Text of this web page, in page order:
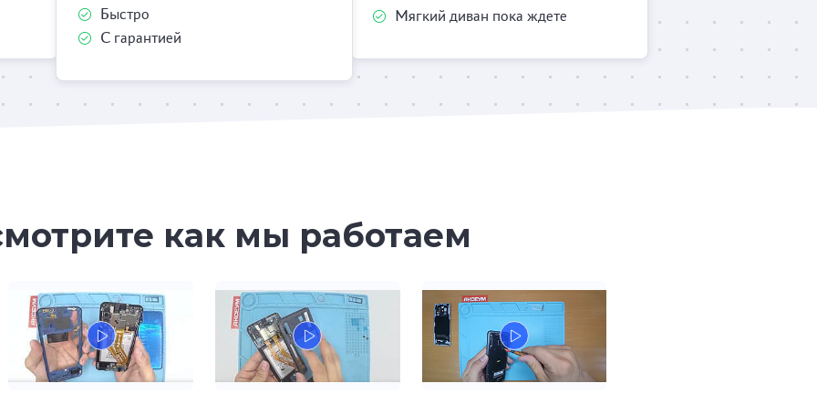
Быстро
С гарантией
Мягкий диван пока ждете
как мы работаем